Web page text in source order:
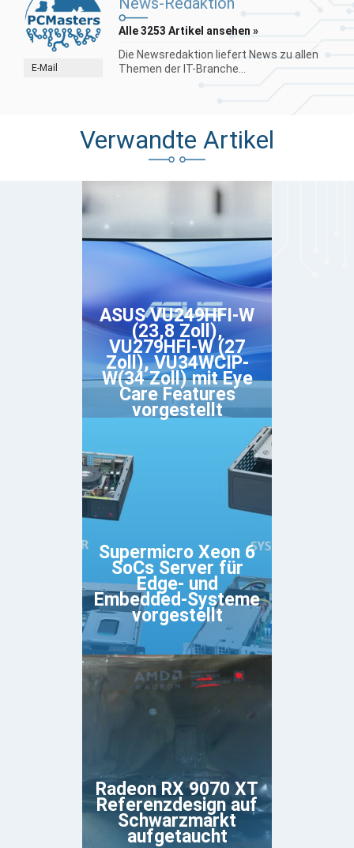
E-Mail
Alle 3253 Artikel ansehen »
Die Newsredaktion liefert News zu allen
Themen der IT-Branche...
Verwandte Artikel
ASUS VU249HFI-W
(23,8 Zoll),
VU279HFI-W (27
Zoll), VU34WCIP-
W(34 Zoll) mit Eye
Care Features
vorgestellt
Supermicro Xeon 6
SoCs Server für
Edge- und
Embedded-Systeme
vorgestellt
Radeon RX 9070 XT
Referenzdesign auf
Schwarzmarkt
aufgetaucht